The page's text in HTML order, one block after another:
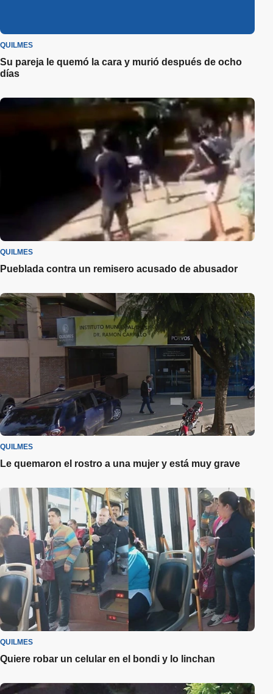
QUILMES
Su pareja le quemó la cara y murió después de ocho
días
QUILMES
Pueblada contra un remisero acusado de abusador
QUILMES
Le quemaron el rostro a una mujer y está muy grave
QUILMES
Quiere robar un celular en el bondi y lo linchan